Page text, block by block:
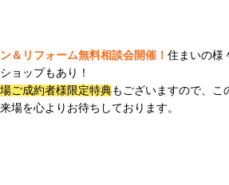
＆リフォーム無料相談会開催！ 住まいの様
ョップもあり！
ご成約者様限定特典もございますので、こ
場を心よりお待ちしております。